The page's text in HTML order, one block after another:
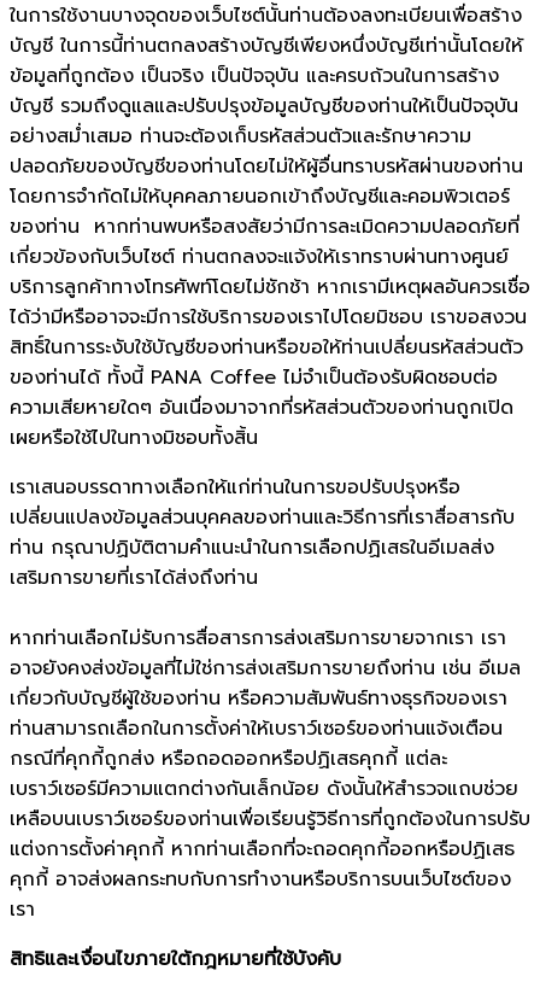
ในการใช้งานบางจุดของเว็บไซต์นั้นท่านต้องลงทะเบียนเพื่อสร้าง
บัญชี ในการนี้ท่านตกลงสร้างบัญชีเพียงหนึ่งบัญชีเท่านั้นโดยให้
ข้อมูลที่ถูกต้อง เป็นจริง เป็นปัจจุบัน และครบถ้วนในการสร้าง
บัญชี รวมถึงดูแลและปรับปรุงข้อมูลบัญชีของท่านให้เป็นปัจจุบัน
อย่างสม่ำเสมอ ท่านจะต้องเก็บรหัสส่วนตัวและรักษาความ
ปลอดภัยของบัญชีของท่านโดยไม่ให้ผู้อื่นทราบรหัสผ่านของท่าน
โดยการจำกัดไม่ให้บุคคลภายนอกเข้าถึงบัญชีและคอมพิวเตอร์
ของท่าน หากท่านพบหรือสงสัยว่ามีการละเมิดความปลอดภัยที่
เกี่ยวข้องกับเว็บไซต์ ท่านตกลงจะแจ้งให้เราทราบผ่านทางศูนย์
บริการลูกค้าทางโทรศัพท์โดยไม่ชักช้า หากเรามีเหตุผลอันควรเชื่อ
ได้ว่ามีหรืออาจจะมีการใช้บริการของเราไปโดยมิชอบ เราขอสงวน
สิทธิ์ในการระงับใช้บัญชีของท่านหรือขอให้ท่านเปลี่ยนรหัสส่วนตัว
ของท่านได้ ทั้งนี้ PANA Coffee ไม่จำเป็นต้องรับผิดชอบต่อ
ความเสียหายใดๆ อันเนื่องมาจากที่รหัสส่วนตัวของท่านถูกเปิด
เผยหรือใช้ไปในทางมิชอบทั้งสิ้น
เราเสนอบรรดาทางเลือกให้แก่ท่านในการขอปรับปรุงหรือ
เปลี่ยนแปลงข้อมูลส่วนบุคคลของท่านและวิธีการที่เราสื่อสารกับ
ท่าน กรุณาปฏิบัติตามคำแนะนำในการเลือกปฏิเสธในอีเมลส่ง
เสริมการขายที่เราได้ส่งถึงท่าน
หากท่านเลือกไม่รับการสื่อสารการส่งเสริมการขายจากเรา เรา
อาจยังคงส่งข้อมูลที่ไม่ใช่การส่งเสริมการขายถึงท่าน เช่น อีเมล
เกี่ยวกับบัญชีผู้ใช้ของท่าน หรือความสัมพันธ์ทางธุรกิจของเรา
ท่านสามารถเลือกในการตั้งค่าให้เบราว์เซอร์ของท่านแจ้งเตือน
กรณีที่คุกกี้ถูกส่ง หรือถอดออกหรือปฏิเสธคุกกี้ แต่ละ
เบราว์เซอร์มีความแตกต่างกันเล็กน้อย ดังนั้นให้สำรวจแถบช่วย
เหลือบนเบราว์เซอร์ของท่านเพื่อเรียนรู้วิธีการที่ถูกต้องในการปรับ
แต่งการตั้งค่าคุกกี้ หากท่านเลือกที่จะถอดคุกกี้ออกหรือปฏิเสธ
คุกกี้ อาจส่งผลกระทบกับการทำงานหรือบริการบนเว็บไซต์ของ
เรา
สิทธิและเงื่อนไขภายใต้กฎหมายที่ใช้บังคับ